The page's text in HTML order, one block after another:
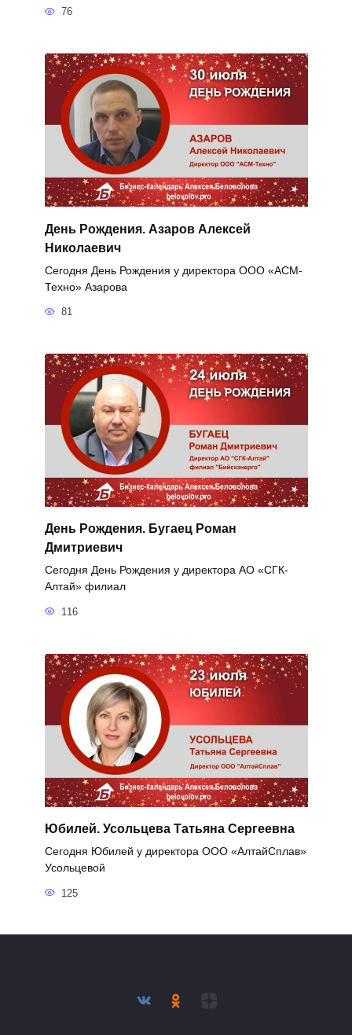
76
День Рождения. Азаров Алексей
Николаевич
Сегодня День Рождения у директора ООО «АСМ-
Техно» Азарова
81
День Рождения. Бугаец Роман
Дмитриевич
Сегодня День Рождения у директора АО «СГК-
Алтай» филиал
116
Юбилей. Усольцева Татьяна Сергеевна
Сегодня Юбилей у директора ООО «АлтайСплав»
Усольцевой
125